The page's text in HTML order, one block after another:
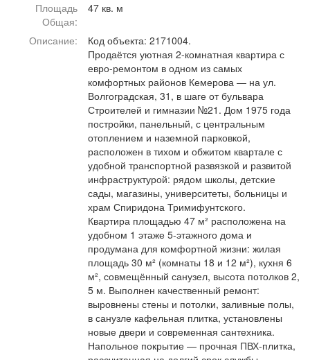
Поздравления
Я - пенсионер
Площадь
Общая:
47 кв. м
Описание:
Код объекта: 2171004.
Продаётся уютная 2-комнатная квартира с
евро-ремонтом в одном из самых
комфортных районов Кемерова — на ул.
Волгоградская, 31, в шаге от бульвара
Строителей и гимназии №21. Дом 1975 года
постройки, панельный, с центральным
отоплением и наземной парковкой,
расположен в тихом и обжитом квартале с
удобной транспортной развязкой и развитой
инфраструктурой: рядом школы, детские
сады, магазины, университеты, больницы и
храм Спиридона Тримифунтского.
Квартира площадью 47 м² расположена на
удобном 1 этаже 5-этажного дома и
продумана для комфортной жизни: жилая
площадь 30 м² (комнаты 18 и 12 м²), кухня 6
м², совмещённый санузел, высота потолков 2,
5 м. Выполнен качественный ремонт:
выровнены стены и потолки, заливные полы,
в санузле кафельная плитка, установлены
новые двери и современная сантехника.
Напольное покрытие — прочная ПВХ-плитка,